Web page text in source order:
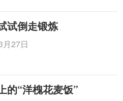
试倒走锻炼
月27日
的“洋槐花麦饭”